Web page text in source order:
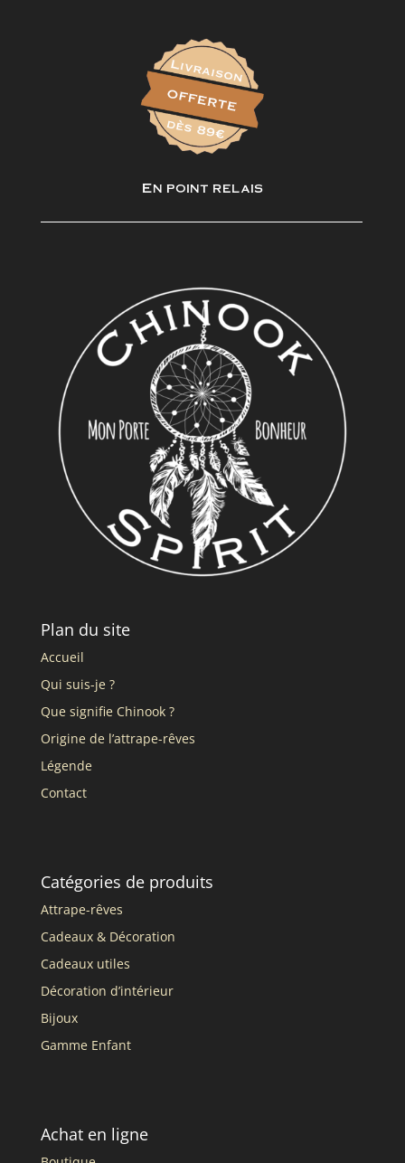
En point relais
Plan du site
Accueil
Qui suis-je ?
Que signifie Chinook ?
Origine de l’attrape-rêves
Légende
Contact
Catégories de produits
Attrape-rêves
Cadeaux & Décoration
Cadeaux utiles
Décoration d’intérieur
Bijoux
Gamme Enfant
Achat en ligne